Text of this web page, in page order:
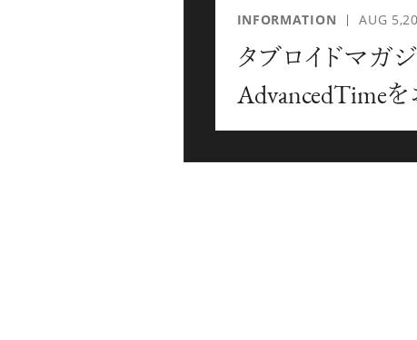
会員登録をする ロ
INFORMATION AUG
タブロイドマガ
AdvancedTime